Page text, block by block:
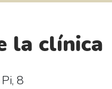
la clínica
8